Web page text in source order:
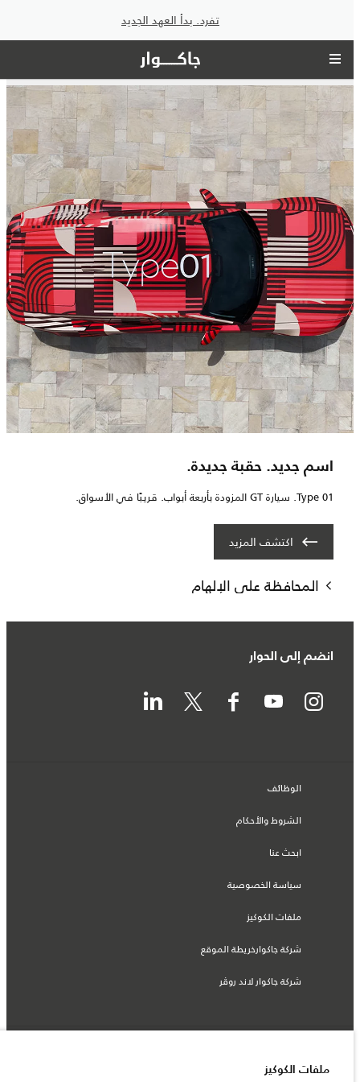
تفرد. بدأ العهد الجديد
اسم جديد. حقبة جديدة.
Type 01. سيارة GT المزودة بأربعة أبواب. قريبًا في الأسواق.
اكتشف المزيد
المحافظة على الإلهام
انضم إلى الحوار
الوظائف
الشروط والأحكام
ابحث عنا
سياسة الخصوصية
ملفات الكوكيز
شركة جاكوارخريطة الموقع
شركة جاكوار لاند روڤر
ملفات الكوكيز